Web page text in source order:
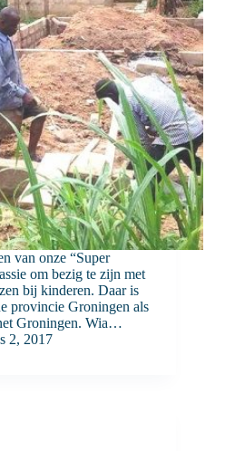
van onze “Super
om bezig te zijn met
bij kinderen. Daar is
provincie Groningen als
Groningen. Wia…
2, 2017